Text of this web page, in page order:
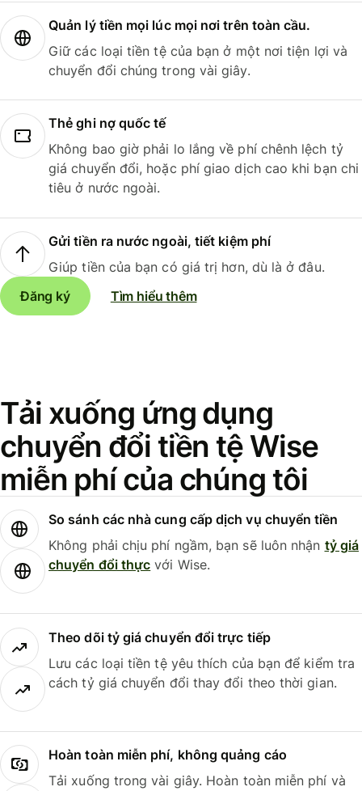
Quản lý tiền mọi lúc mọi nơi trên toàn cầu.
Giữ các loại tiền tệ của bạn ở một nơi tiện lợi và
chuyển đổi chúng trong vài giây.
Thẻ ghi nợ quốc tế
Không bao giờ phải lo lắng về phí chênh lệch tỷ
giá chuyển đổi, hoặc phí giao dịch cao khi bạn chi
tiêu ở nước ngoài.
Gửi tiền ra nước ngoài, tiết kiệm phí
Giúp tiền của bạn có giá trị hơn, dù là ở đâu.
Đăng ký
Tìm hiểu thêm
Tải xuống ứng dụng
chuyển đổi tiền tệ Wise
miễn phí của chúng tôi
So sánh các nhà cung cấp dịch vụ chuyển tiền
Không phải chịu phí ngầm, bạn sẽ luôn nhận tỷ giá
chuyển đổi thực với Wise.
Theo dõi tỷ giá chuyển đổi trực tiếp
Lưu các loại tiền tệ yêu thích của bạn để kiểm tra
cách tỷ giá chuyển đổi thay đổi theo thời gian.
Hoàn toàn miễn phí, không quảng cáo
Tải xuống trong vài giây. Hoàn toàn miễn phí và